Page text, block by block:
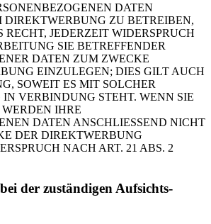
DATEN
DIREKTWERBUNG ZU BETREIBEN,
RECHT, JEDERZEIT WIDERSPRUCH
SIE BETREFFENDER
DATEN ZUM ZWECKE
EINZULEGEN; DIES GILT AUCH
SOWEIT ES MIT SOLCHER
VERBINDUNG STEHT. WENN SIE
IHRE
DATEN ANSCHLIESSEND NICHT
DER DIREKTWERBUNG
NACH ART. 21 ABS. 2
der zuständigen Aufsichts­